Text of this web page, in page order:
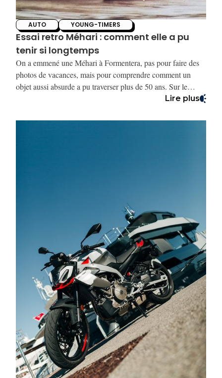
AUTO YOUNG-TIMERS
Essai retro Méhari : comment elle a pu
tenir si longtemps
On a emmené une Méhari à Formentera, pas pour faire des
photos de vacances, mais pour comprendre comment un
objet aussi absurde a pu traverser plus de 50 ans. Sur le
papier, elle avait tout pour finir dans un musée des erreurs
2CV, un lancement en plein Mai 68 et un inventeur qui
Lire plus